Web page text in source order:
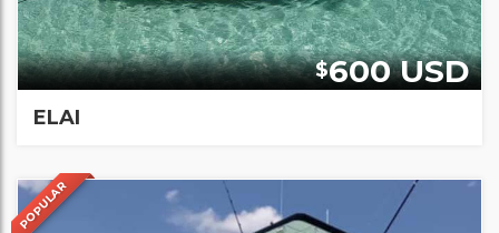
$600 USD
ELAI
POPULAR